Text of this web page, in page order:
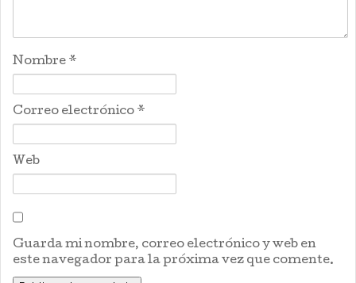
Nombre *
Correo electrónico *
Web
Guarda mi nombre, correo electrónico y web en
este navegador para la próxima vez que comente.